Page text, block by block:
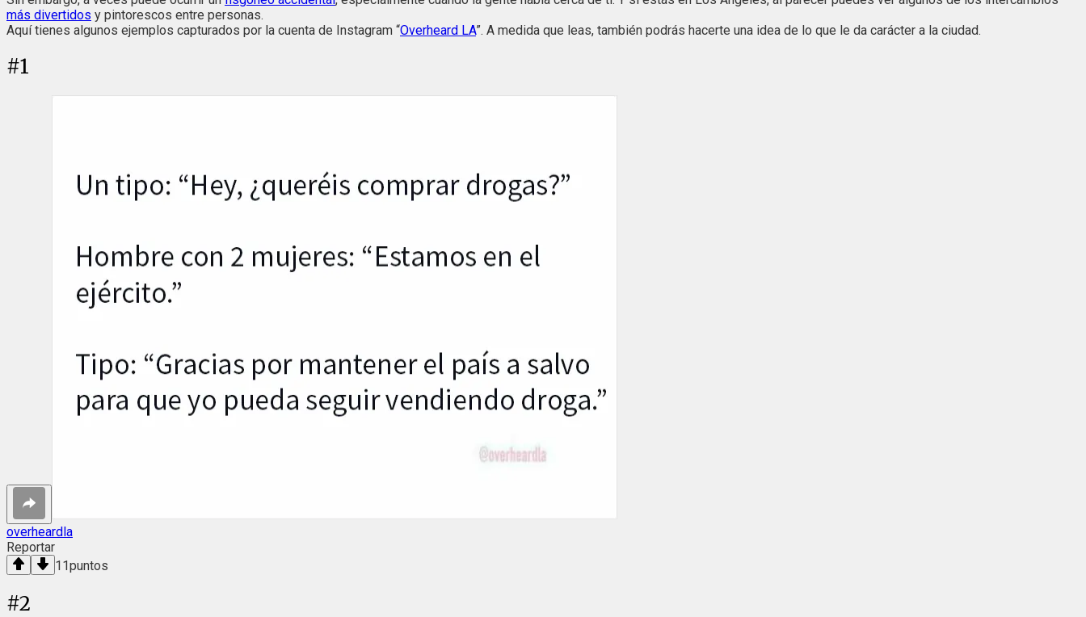
más divertidos y pintorescos entre personas.
Aquí tienes algunos ejemplos capturados por la cuenta de Instagram “Overheard LA”. A medida que leas, también podrás hacerte una idea de lo que le da carácter a la ciudad.
#1
overheardla
Reportar
11puntos
#2